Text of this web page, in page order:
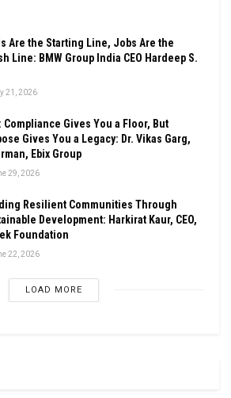
Are the Starting Line, Jobs Are the
Line: BMW Group India CEO Hardeep S.
21, 2026
Compliance Gives You a Floor, But
Gives You a Legacy: Dr. Vikas Garg,
Ebix Group
29, 2026
Resilient Communities Through
Development: Harkirat Kaur, CEO,
Foundation
22, 2026
LOAD MORE